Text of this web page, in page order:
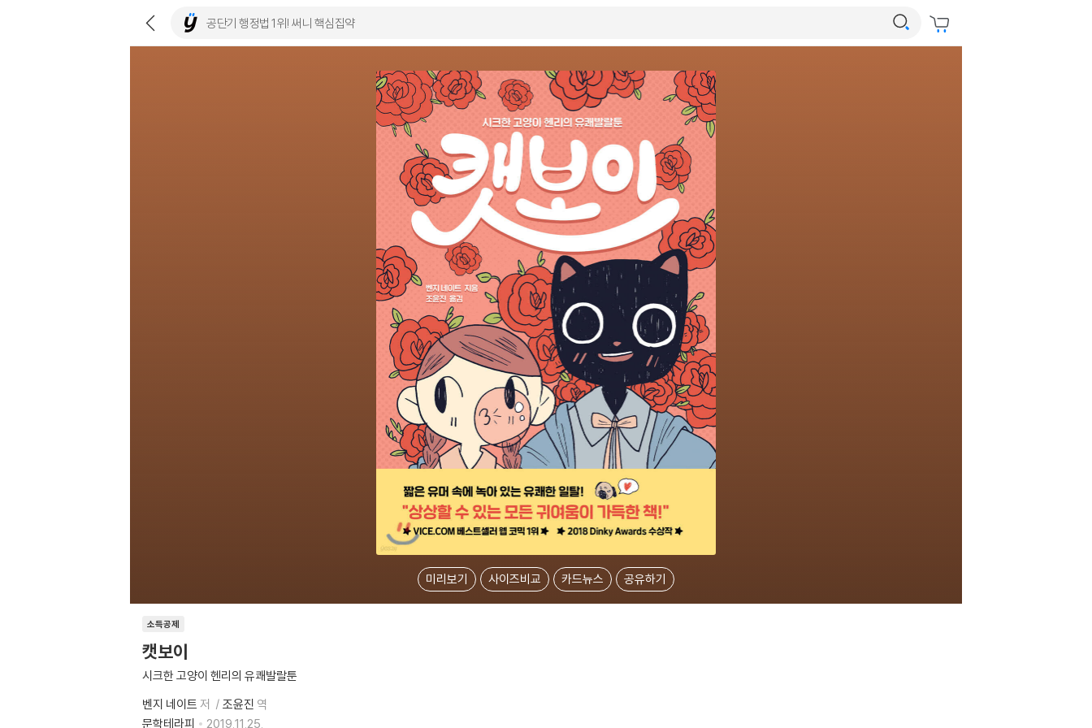
미리보기 사이즈비교 카드뉴스 공유하기
소득공제
캣보이
시크한 고양이 헨리의 유쾌발랄툰
벤지 네이트 저 조윤진 역
문학테라피
2019.11.25.